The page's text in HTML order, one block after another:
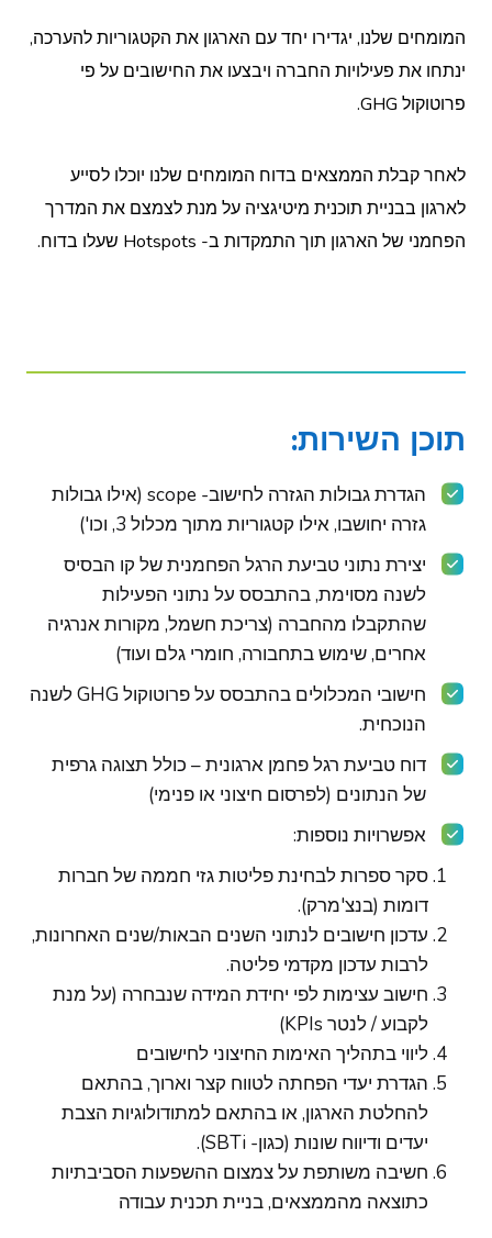
המומחים שלנו, יגדירו יחד עם הארגון את הקטגוריות להערכה,
ינתחו את פעילויות החברה ויבצעו את החישובים על פי
פרוטוקול GHG.
לאחר קבלת הממצאים בדוח המומחים שלנו יוכלו לסייע
לארגון בבניית תוכנית מיטיגציה על מנת לצמצם את המדרך
הפחמני של הארגון תוך התמקדות ב- Hotspots שעלו בדוח.
תוכן השירות:
הגדרת גבולות הגזרה לחישוב- scope (אילו גבולות
גזרה יחושבו, אילו קטגוריות מתוך מכלול 3, וכו')
יצירת נתוני טביעת הרגל הפחמנית של קו הבסיס
לשנה מסוימת, בהתבסס על נתוני הפעילות
שהתקבלו מהחברה (צריכת חשמל, מקורות אנרגיה
אחרים, שימוש בתחבורה, חומרי גלם ועוד)
חישובי המכלולים בהתבסס על פרוטוקול GHG לשנה
הנוכחית.
דוח טביעת רגל פחמן ארגונית – כולל תצוגה גרפית
של הנתונים (לפרסום חיצוני או פנימי)
אפשרויות נוספות:
סקר ספרות לבחינת פליטות גזי חממה של חברות
דומות (בנצ'מרק).
עדכון חישובים לנתוני השנים הבאות/שנים האחרונות,
לרבות עדכון מקדמי פליטה.
חישוב עצימות לפי יחידת המידה שנבחרה (על מנת
לקבוע / לנטר KPIs)
ליווי בתהליך האימות החיצוני לחישובים
הגדרת יעדי הפחתה לטווח קצר וארוך, בהתאם
להחלטת הארגון, או בהתאם למתודולוגיות הצבת
יעדים ודיווח שונות (כגון- SBTi).
חשיבה משותפת על צמצום ההשפעות הסביבתיות
כתוצאה מהממצאים, בניית תכנית עבודה